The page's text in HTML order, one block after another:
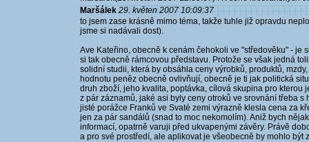
Maršálek 29. květen 2007 10:09:37
to jsem zase krásně mimo téma, takže tuhle již opravdu
jsme si nadávali dost).
Ave Kateřino, obecně k cenám čehokoli ve "středověku" - je
si tak obecně rámcovou představu. Protože se však jedná
solidní studii, která by obsáhla ceny výrobků, produktů,
hodnotu peněz obecně ovlivňují, obecně je ti jak politická
druh zboží, jeho kvalita, poptávka, cílová skupina pro kterou
z pár záznamů, jaké asi byly ceny otroků ve srovnání třeba
jisté porážce Franků ve Svaté zemi výrazně klesla cena za
jen za pár sandálů (snad to moc nekomolím). Aniž bych
informací, opatrně varuji před ukvapenými závěry. Právě
a pro své prostředí, ale aplikovat je všeobecně by mohlo být